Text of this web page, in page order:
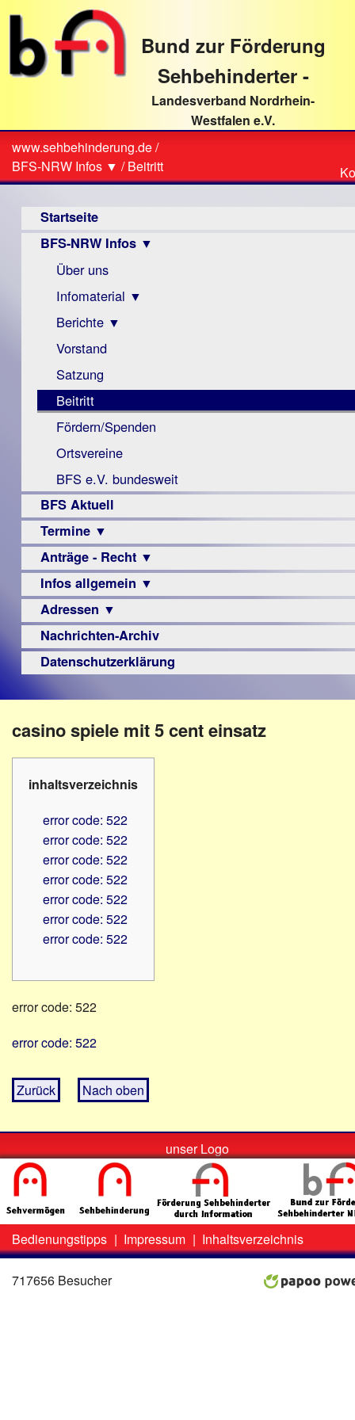
direkt
Textinhalt
Bund zur Förderung
Sehbehinderter -
Landesverband Nordrhein-
Westfalen e.V.
Sie
sind
hier
www.sehbehinderung.de/
BFS-NRW Infos ▼ /Beitritt
Startseite
BFS-NRW Infos ▼
Über uns
Infomaterial ▼
Visus
Zeitschrift
Monokular
Mac
Instagram-
Links
Berichte ▼
Archiv
Berichte
Vorstand
Satzung
Beitritt
Fördern/Spenden
Ortsvereine
BFS e.V. bundesweit
BFS Aktuell
Termine ▼
Veranstaltungsprogramme
Anträge - Recht ▼
Archiv
Urteile
Infos allgemein ▼
Sehbehinderung
Frühförderung
Schule
–
Beruf
Hilfsmittel
-
PC
Adressen ▼
Augenoptiker
Berufsbildungswerke
Hörbüchereien
Reha-
Lehrer
Verbände
Nachrichten-Archiv
Datenschutzerklärung
casino spiele mit 5 cent einsatz
inhaltsverzeichnis
error code: 522
error code: 522
error code: 522
error code: 522
error code: 522
error code: 522
error code: 522
error code: 522
error code: 522
Zurück Nach oben
unser Logo
Zweit-
Menü
Bedienungstipps | Impressum | Inhaltsverzeichnis
717656 Besucher